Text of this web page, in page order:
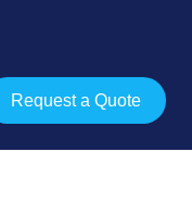
Request a Quote